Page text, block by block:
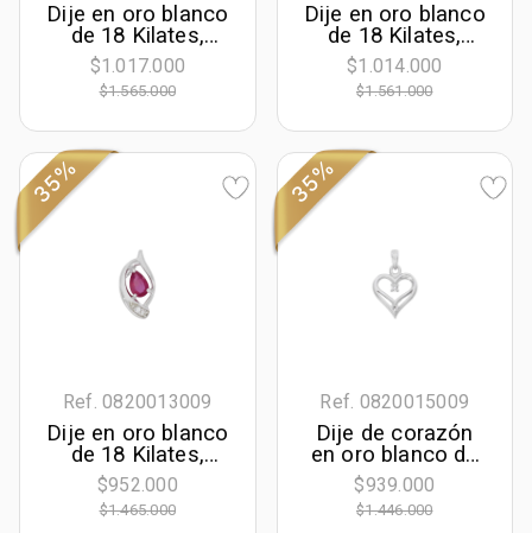
Dije en oro blanco
de 18 Kilates,
Lágrima, con
diamante central
de 0.05 Ct
$1.017.000
$1.565.000
Dije en oro blanco
de 18 Kilates,
Franjas, con perla
central de 7 mm
de ancho aprox
$1.014.000
$1.561.000
35%
Ref. 0820013009
Dije en oro blanco
de 18 Kilates,
Franjas, con rubí
central de 0.50 Ct
y decoración en
$952.000
$1.465.000
35%
Ref. 0820015009
Dije de corazón
en oro blanco de
18 Kilates, con
diamante central
de 0.01 Ct
$939.000
$1.446.000